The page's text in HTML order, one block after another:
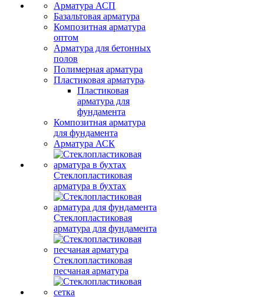
Арматура АСП
Базальтовая арматура
Композитная арматура
оптом
Арматура для бетонных
полов
Полимерная арматура
Пластиковая арматура
Пластиковая
арматура для
фундамента
Композитная арматура
для фундамента
Арматура АСК
Стеклопластиковая
арматура в бухтах
Стеклопластиковая
арматура для фундамента
Стеклопластиковая
песчаная арматура